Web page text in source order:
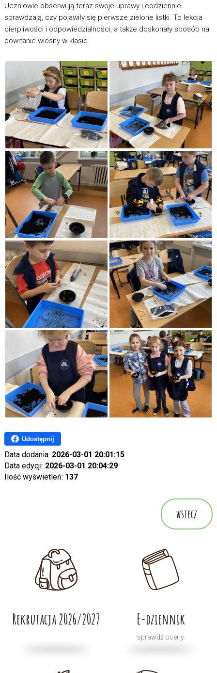
Uczniowie obserwują teraz swoje uprawy i codziennie
sprawdzają, czy pojawiły się pierwsze zielone listki. To lekcja
cierpliwości i odpowiedzialności, a także doskonały sposób na
powitanie wiosny w klasie.
Udostępnij
Data dodania: 2026-03-01 20:01:15
Data edycji: 2026-03-01 20:04:29
Ilość wyświetleń: 137
wstecz
Rekrutacja 2026/2027 E-dziennik
sprawdź oceny